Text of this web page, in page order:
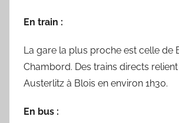
En train :
La gare la plus proche est celle de
Chambord. Des trains directs
Austerlitz à Blois en environ 1h30.
En bus :